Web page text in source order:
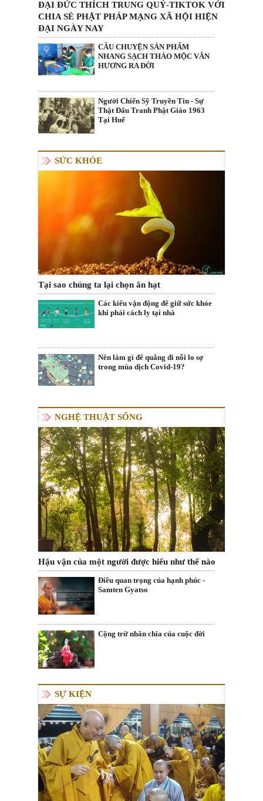
ĐẠI ĐỨC THÍCH TRUNG QUÝ-TIKTOK VỚI
CHIA SẺ PHẬT PHÁP MẠNG XÃ HỘI HIỆN
ĐẠI NGÀY NAY
CÂU CHUYỆN SẢN PHẨM
NHANG SẠCH THẢO MỘC VÂN
HƯƠNG RA ĐỜI
Người Chiến Sỹ Truyền Tin - Sự
Thật Đấu Tranh Phật Giáo 1963
Tại Huế
SỨC KHỎE
Tại sao chúng ta lại chọn ăn hạt
Các kiểu vận động để giữ sức khỏe
khi phải cách ly tại nhà
Nên làm gì để quẳng đi nỗi lo sợ
trong mùa dịch Covid-19?
NGHỆ THUẬT SỐNG
Hậu vận của một người được hiểu như thế nào
Điều quan trọng của hạnh phúc -
Samten Gyatso
Cộng trừ nhân chia của cuộc đời
SỰ KIỆN